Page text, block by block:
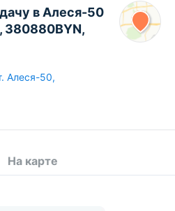
в Алеся-50
380880BYN,
Алеся-50,
На карте